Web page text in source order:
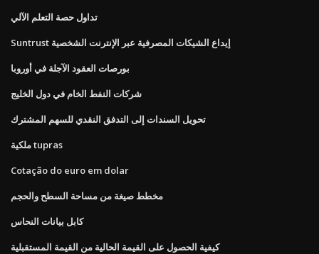
تداول حصة التعلم الآلي
Suntrust إيداع الشيكات المصرفية عبر الإنترنت الشخصية
بورصات العقود الآجلة في أوروبا
شركات النفط الخام في دول الخليج
تحويل السندات إلى التدفق النقدي للسهم المشترك
ملكية tupras
Cotação do euro em dolar
مخطط صيغة من مساحة السطح والحجم
كابل بيانات النحاس
كيفية الحصول على القيمة الحالية من القيمة المستقبلية